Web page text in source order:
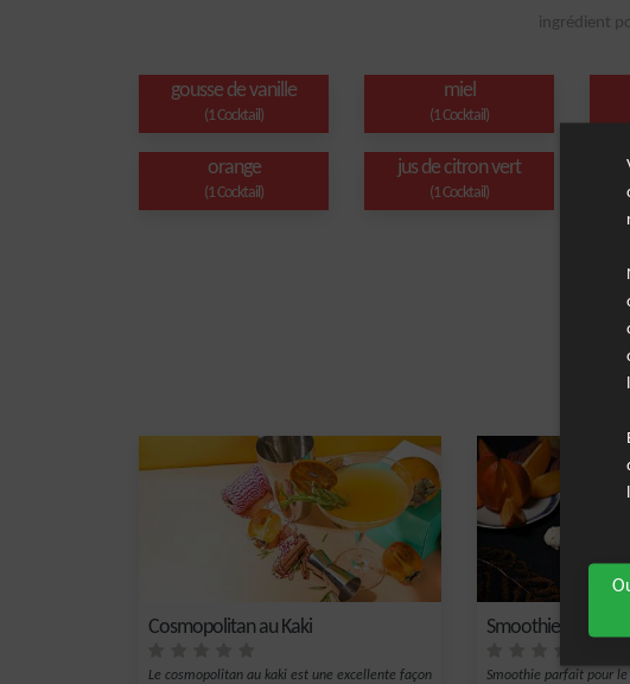
ingrédient
gousse de vanille
(1 Cocktail)
miel
(1 Cocktail)
orange
(1 Cocktail)
jus de citron vert
(1 Cocktail)
Cosmopolitan au Kaki
Le cosmopolitan au kaki est une excellente façon
Smoothie au
Smoothie parfait pour